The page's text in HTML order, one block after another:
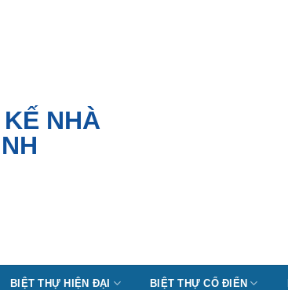
BIỆT THỰ HIỆN ĐẠI BIỆT THỰ CỔ ĐIỂN